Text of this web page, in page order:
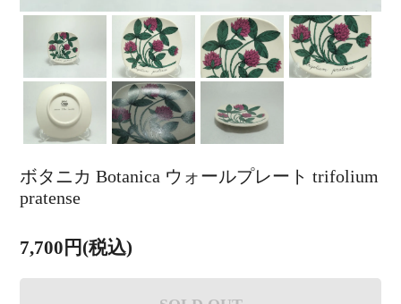
ボタニカ Botanica ウォールプレート trifolium
pratense
7,700円(税込)